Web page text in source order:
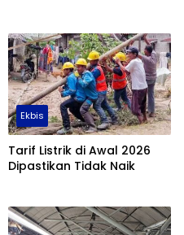
Ekbis
Tarif Listrik di Awal 2026
Dipastikan Tidak Naik